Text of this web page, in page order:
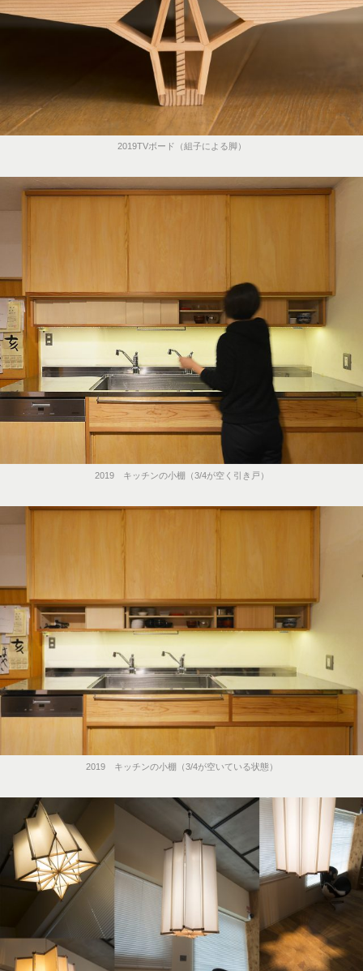
2019TVボード（組子による脚）
2019 キッチンの小棚（3/4が空く引き戸）
2019 キッチンの小棚（3/4が空いている状態）